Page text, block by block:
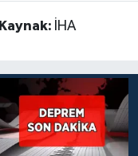
Kaynak: İHA